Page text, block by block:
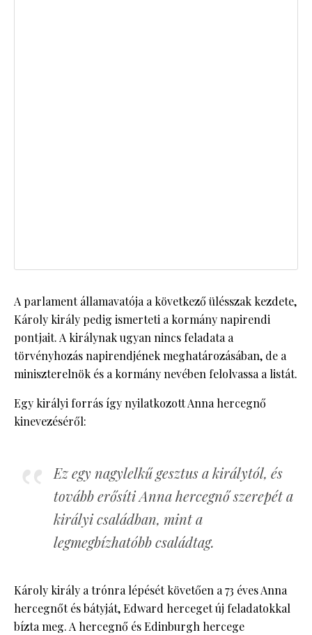
A parlament államavatója a következő ülésszak kezdete,
Károly király pedig ismerteti a kormány napirendi
pontjait. A királynak ugyan nincs feladata a
törvényhozás napirendjének meghatározásában, de a
miniszterelnök és a kormány nevében felolvassa a listát.
Egy királyi forrás így nyilatkozott Anna hercegnő
kinevezéséről:
Ez egy nagylelkű gesztus a királytól, és
tovább erősíti Anna hercegnő szerepét a
királyi családban, mint a
legmegbízhatóbb családtag.
Károly király a trónra lépését követően a 73 éves Anna
hercegnőt és bátyját, Edward herceget új feladatokkal
bízta meg. A hercegnő és Edinburgh hercege